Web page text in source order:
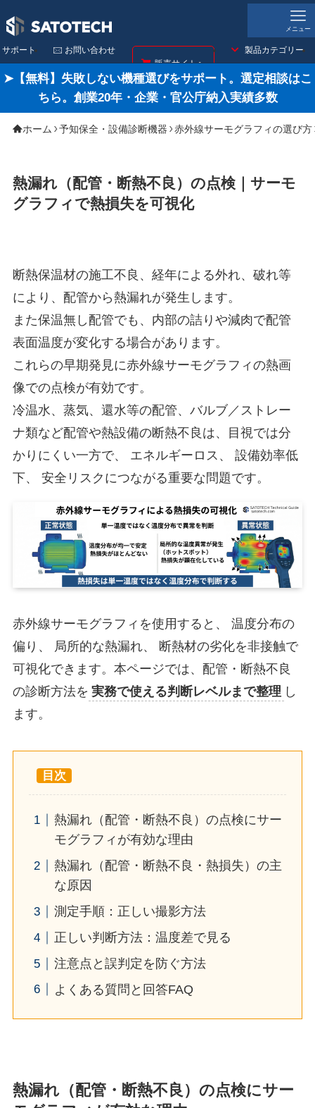
メニュー
サポート
🖂 お問い合わせ
販売サイトへ
製品カテゴリー
➤【無料】失敗しない機種選びをサポート。選定相談はこ
ちら。創業20年・企業・官公庁納入実績多数
ホーム 予知保全・設備診断機器 赤外線サーモグラフィの選び方
熱漏れ（配管・断熱不良）の点検｜サーモ
グラフィで熱損失を可視化
断熱保温材の施工不良、経年による外れ、破れ等
により、配管から熱漏れが発生します。
また保温無し配管でも、内部の詰りや減肉で配管
表面温度が変化する場合があります。
これらの早期発見に赤外線サーモグラフィの熱画
像での点検が有効です。
冷温水、蒸気、還水等の配管、バルブ／ストレー
ナ類など配管や熱設備の断熱不良は、目視では分
かりにくい一方で、 エネルギーロス、 設備効率低
下、 安全リスクにつながる重要な問題です。
赤外線サーモグラフィを使用すると、 温度分布の
偏り、 局所的な熱漏れ、 断熱材の劣化を非接触で
可視化できます。本ページでは、配管・断熱不良
の診断方法を 実務で使える判断レベルまで整理 し
ます。
熱漏れ（配管・断熱不良）の点検にサー
モグラフィが有効な理由
熱漏れ（配管・断熱不良・熱損失）の主
な原因
測定手順：正しい撮影方法
正しい判断方法：温度差で見る
注意点と誤判定を防ぐ方法
よくある質問と回答FAQ
熱漏れ（配管・断熱不良）の点検にサー